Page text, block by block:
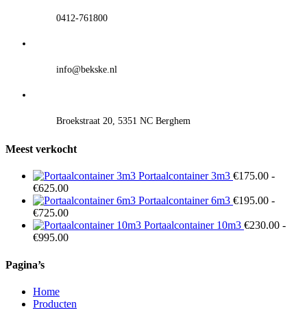
0412-761800
info@bekske.nl
Broekstraat 20, 5351 NC Berghem
Meest verkocht
Portaalcontainer 3m3 €175.00 -
€625.00Prijsklasse:
€175.00
tot
€625.00
Portaalcontainer 6m3 €195.00 -
€725.00Prijsklasse:
€195.00
tot
Portaalcontainer 10m3 €230.00 -
€995.00Prijsklasse:
Pagina’s
Home
Producten